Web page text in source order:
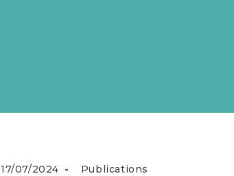
17/07/2024 Publications